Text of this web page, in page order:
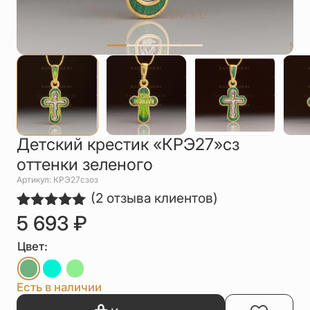
Цепи
Чётки
Шнурки на
Другое
Детский крестик «КРЭ27»сз
оттенки зеленого
Артикул: КРЭ27сзоз
Рейтинг
5.00из 5
на основе
опроса
2
пользователей
(2 отзыва клиентов)
5 693 ₽
Цвет:
Есть в наличии